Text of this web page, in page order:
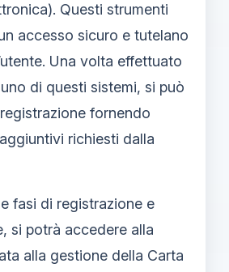
Questi strumenti
accesso sicuro e tutelano
Una volta effettuato
di questi sistemi, si può
fornendo
richiesti dalla
fasi di registrazione e
si potrà accedere alla
alla gestione della Carta